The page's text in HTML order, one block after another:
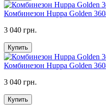
Комбинезон Huppa Golden
3 040 грн.
Купить
Комбинезон Huppa Golden
3 040 грн.
Купить